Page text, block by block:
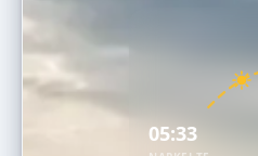
05:33